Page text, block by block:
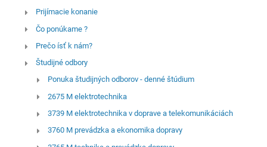
Prijímacie konanie
Čo ponúkame ?
Prečo ísť k nám?
Študijné odbory
Ponuka študijných odborov - denné štúdium
2675 M elektrotechnika
3739 M elektrotechnika v doprave a telekomunikáciách
3760 M prevádzka a ekonomika dopravy